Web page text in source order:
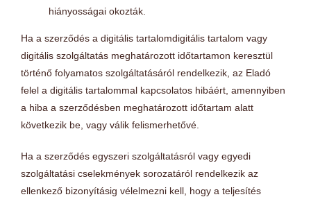
hiányosságai okozták.
Ha a szerződés a digitális tartalomdigitális tartalom vagy
digitális szolgáltatás meghatározott időtartamon keresztül
történő folyamatos szolgáltatásáról rendelkezik, az Eladó
felel a digitális tartalommal kapcsolatos hibáért, amennyiben
a hiba a szerződésben meghatározott időtartam alatt
következik be, vagy válik felismerhetővé.
Ha a szerződés egyszeri szolgáltatásról vagy egyedi
szolgáltatási cselekmények sorozatáról rendelkezik az
ellenkező bizonyításig vélelmezni kell, hogy a teljesítés